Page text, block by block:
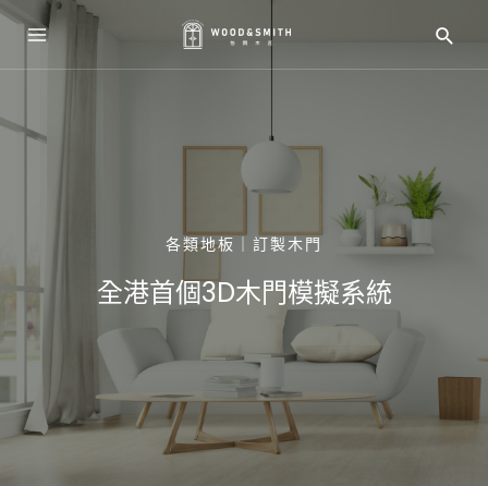
各類地板｜訂製木門
全港首個3D木門模擬系統